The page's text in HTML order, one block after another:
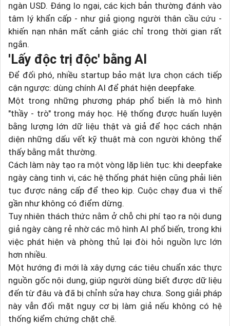
ngàn USD. Đáng lo ngại, các kịch bản thường đánh vào
tâm lý khẩn cấp - như giả giọng người thân cầu cứu -
khiến nạn nhân mất cảnh giác chỉ trong thời gian rất
ngắn.
'Lấy độc trị độc' bằng AI
Để đối phó, nhiều startup bảo mật lựa chọn cách tiếp
cận ngược: dùng chính AI để phát hiện deepfake.
Một trong những phương pháp phổ biến là mô hình
"thầy - trò" trong máy học. Hệ thống được huấn luyện
bằng lượng lớn dữ liệu thật và giả để học cách nhận
diện những dấu vết kỹ thuật mà con người không thể
thấy bằng mắt thường.
Cách làm này tạo ra một vòng lặp liên tục: khi deepfake
ngày càng tinh vi, các hệ thống phát hiện cũng phải liên
tục được nâng cấp để theo kịp. Cuộc chạy đua vì thế
gần như không có điểm dừng.
Tuy nhiên thách thức nằm ở chỗ chi phí tạo ra nội dung
giả ngày càng rẻ nhờ các mô hình AI phổ biến, trong khi
việc phát hiện và phòng thủ lại đòi hỏi nguồn lực lớn
hơn nhiều.
Một hướng đi mới là xây dựng các tiêu chuẩn xác thực
nguồn gốc nội dung, giúp người dùng biết được dữ liệu
đến từ đâu và đã bị chỉnh sửa hay chưa. Song giải pháp
này vẫn đối mặt nguy cơ bị làm giả nếu không có hệ
thống kiểm chứng chặt chẽ.